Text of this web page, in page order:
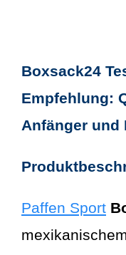
Boxsack24
Empfehlung:
Anfänger und
Paffen Sport